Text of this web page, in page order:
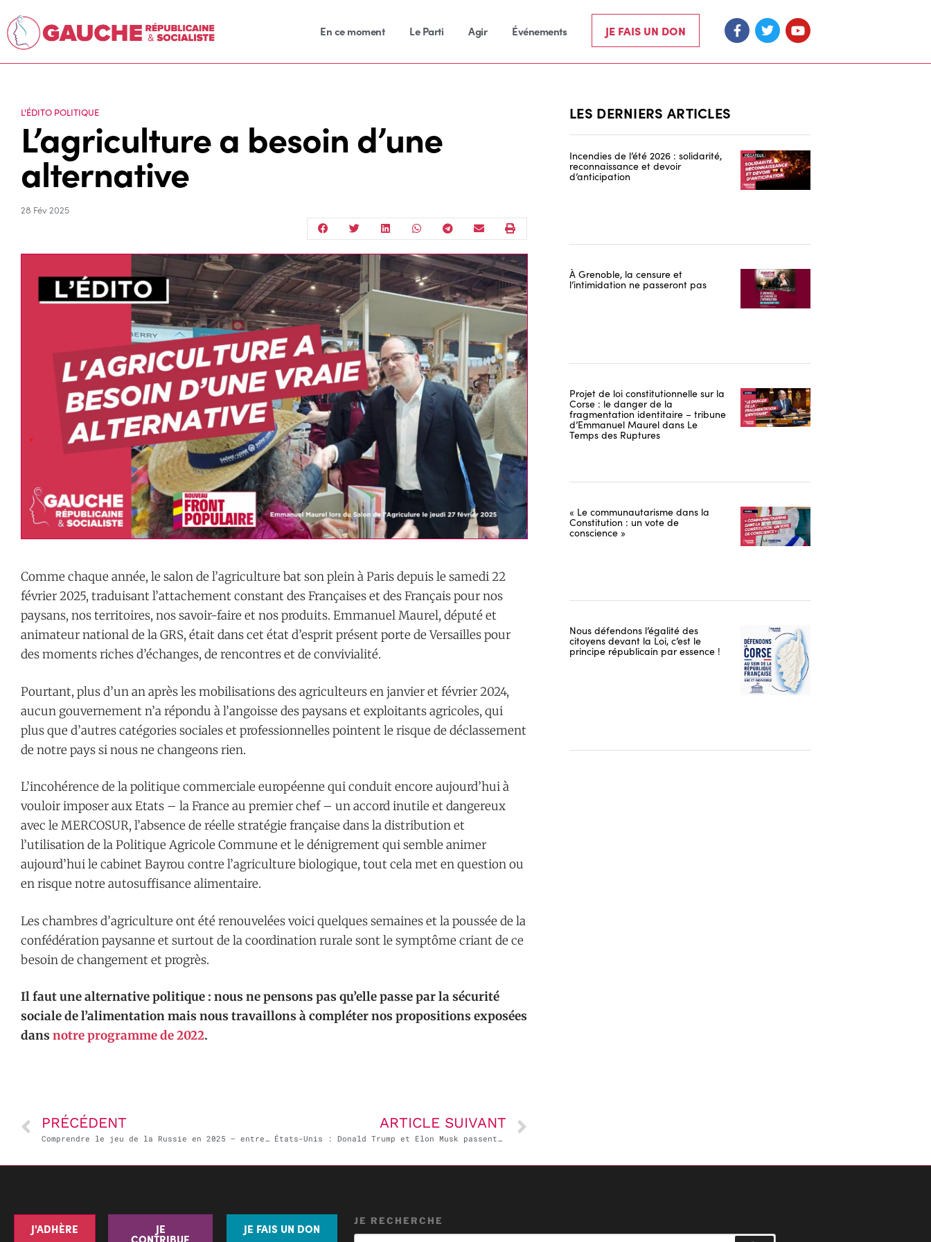
En ce moment Le Parti Agir Événements JE FAIS UN DON
L'ÉDITO POLITIQUE
L’agriculture a besoin d’une
alternative
28 Fév 2025
Comme chaque année, le salon de l’agriculture bat son plein à Paris depuis le samedi 22
février 2025, traduisant l’attachement constant des Françaises et des Français pour nos
paysans, nos territoires, nos savoir-faire et nos produits. Emmanuel Maurel, député et
animateur national de la GRS, était dans cet état d’esprit présent porte de Versailles pour
des moments riches d’échanges, de rencontres et de convivialité.
Pourtant, plus d’un an après les mobilisations des agriculteurs en janvier et février 2024,
aucun gouvernement n’a répondu à l’angoisse des paysans et exploitants agricoles, qui
plus que d’autres catégories sociales et professionnelles pointent le risque de déclassement
de notre pays si nous ne changeons rien.
L’incohérence de la politique commerciale européenne qui conduit encore aujourd’hui à
vouloir imposer aux Etats – la France au premier chef – un accord inutile et dangereux
avec le MERCOSUR, l’absence de réelle stratégie française dans la distribution et
l’utilisation de la Politique Agricole Commune et le dénigrement qui semble animer
aujourd’hui le cabinet Bayrou contre l’agriculture biologique, tout cela met en question ou
en risque notre autosuffisance alimentaire.
Les chambres d’agriculture ont été renouvelées voici quelques semaines et la poussée de la
confédération paysanne et surtout de la coordination rurale sont le symptôme criant de ce
besoin de changement et progrès.
Il faut une alternative politique : nous ne pensons pas qu’elle passe par la sécurité
sociale de l’alimentation mais nous travaillons à compléter nos propositions exposées
dans notre programme de 2022.
PRÉCÉDENT
Comprendre le jeu de la Russie en 2025 – entretien de David Gaüzère dans France-Arménie
ARTICLE SUIVANT
États-Unis : Donald Trump et Elon Musk passent la science à la tronçonneuse
LES DERNIERS ARTICLES
Incendies de l’été 2026 : solidarité,
reconnaissance et devoir
d’anticipation
À Grenoble, la censure et
l’intimidation ne passeront pas
Projet de loi constitutionnelle sur la
Corse : le danger de la
fragmentation identitaire – tribune
d’Emmanuel Maurel dans Le
Temps des Ruptures
« Le communautarisme dans la
Constitution : un vote de
conscience »
Nous défendons l’égalité des
citoyens devant la Loi, c’est le
principe républicain par essence !
J'ADHÈRE JE
CONTRIBUE
JE FAIS UN DON
JE RECHERCHE